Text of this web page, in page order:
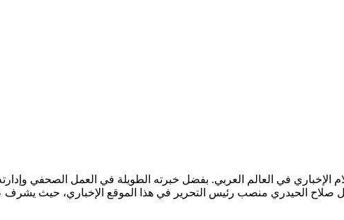
الإخباري في العالم العربي. بفضل خبرته الطويلة في العمل الصحفي
يشغل صلاح الحيدري منصب رئيس التحرير في هذا الموقع الإخباري، حيث